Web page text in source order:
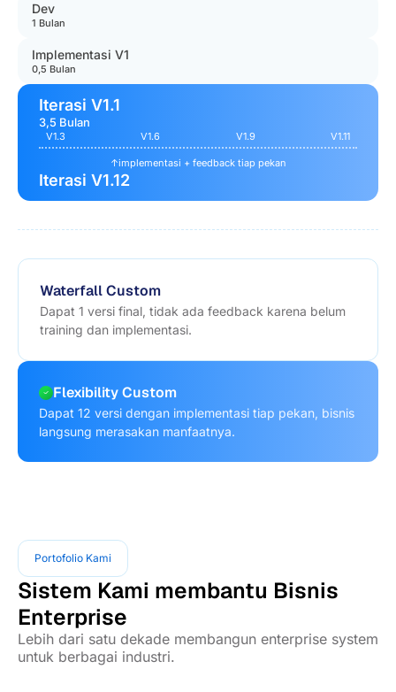
Dev
1 Bulan
Implementasi V1
0,5 Bulan
Iterasi V1.1
3,5 Bulan
V1.3 V1.6 V1.9 V1.11
↑implementasi + feedback tiap pekan
Iterasi V1.12
Waterfall Custom
Dapat 1 versi final, tidak ada feedback karena belum
training dan implementasi.
Flexibility Custom
Dapat 12 versi dengan implementasi tiap pekan, bisnis
langsung merasakan manfaatnya.
Portofolio Kami
Sistem Kami membantu Bisnis
Enterprise
Lebih dari satu dekade membangun enterprise system
untuk berbagai industri.